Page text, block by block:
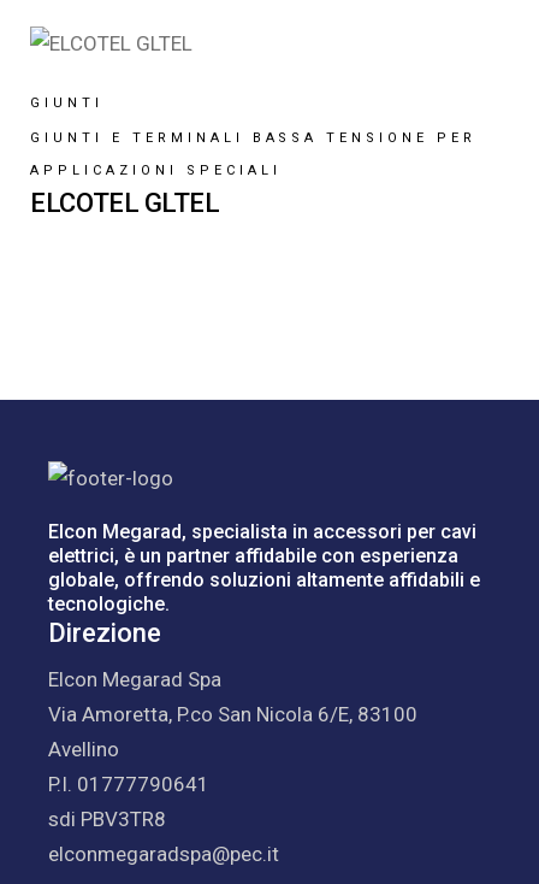
GIUNTI
GIUNTI E TERMINALI BASSA TENSIONE PER
APPLICAZIONI SPECIALI
ELCOTEL GLTEL
Elcon Megarad, specialista in accessori per cavi
elettrici, è un partner affidabile con esperienza
globale, offrendo soluzioni altamente affidabili e
tecnologiche.
Direzione
Elcon Megarad Spa
Via Amoretta, P.co San Nicola 6/E, 83100
Avellino
P.I. 01777790641
sdi PBV3TR8
elconmegaradspa@pec.it